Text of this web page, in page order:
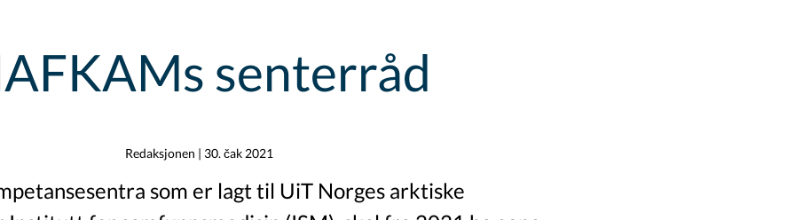
senterråd
Redaksjonen | 30. čak 2021
som er lagt til UiT Norges arktiske